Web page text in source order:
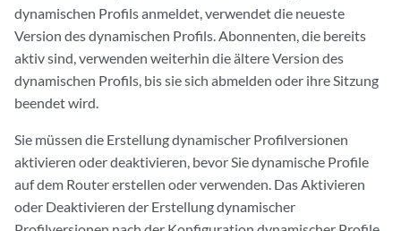
dynamischen Profils anmeldet, verwendet die neueste
Version des dynamischen Profils. Abonnenten, die bereits
aktiv sind, verwenden weiterhin die ältere Version des
dynamischen Profils, bis sie sich abmelden oder ihre Sitzung
beendet wird.
Sie müssen die Erstellung dynamischer Profilversionen
aktivieren oder deaktivieren, bevor Sie dynamische Profile
auf dem Router erstellen oder verwenden. Das Aktivieren
oder Deaktivieren der Erstellung dynamischer